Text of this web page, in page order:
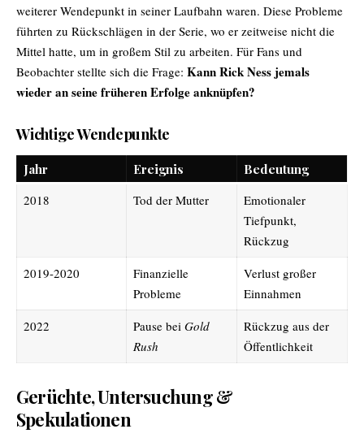
weiterer Wendepunkt in seiner Laufbahn waren. Diese Probleme
führten zu Rückschlägen in der Serie, wo er zeitweise nicht die
Mittel hatte, um in großem Stil zu arbeiten. Für Fans und
Beobachter stellte sich die Frage: Kann Rick Ness jemals
wieder an seine früheren Erfolge anknüpfen?
Wichtige Wendepunkte
Jahr Ereignis
Bedeutung
2018
Tod der Mutter
Emotionaler
Tiefpunkt,
Rückzug
2019-2020
Finanzielle
Probleme
Verlust großer
Einnahmen
2022
Pause bei Gold
Rush
Rückzug aus der
Öffentlichkeit
Gerüchte, Untersuchung &
Spekulationen